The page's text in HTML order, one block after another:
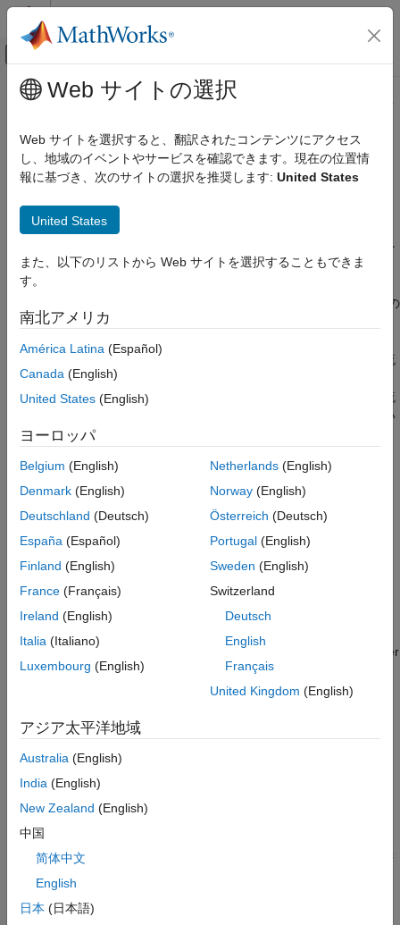
コンテンツへスキップ
オフキャンバス ナビゲーション メ
ドキュメンテーションのホーム
Simscape
Foundation ブロック ライブラリ
カテゴリ
要素
センサー
ユーティリティ
の油圧モデルのアップグレード
メインコンテンツ
Isothermal Liquid ブロックを使用す
るための油圧モデルのアップグレ
ード
油圧ドメインから等温流体ドメインにモデルを変換するためのリ
ソース
シミュレーション中の作動流体の温度が一定のままである油圧シ
ステムをモデル化するには、等温流体ドメインを使用します。
Isothermal Liquid ライブラリ ブロックを使用するには、レガシの
油圧モデルをアップグレードします。
このページにリストされている油圧モデル例はそれぞれ、等温流
体モデル例と対応しています。モデルを並べて開いて比較する
か、いずれかの油圧モデルを変換し、その結果を対応する等温流
体モデル例と比較してみることができます。これらのモデルのい
ずれかを変換してクリーンアップする詳しい手順の例について
トピック
モデル変換入門
Advantages of Using Isothermal Liquid Blocks
Blocks in the Isothermal Liquid library provide increased
accuracy and numerical performance and are easier to use.
Upgrade Considerations When Converting Hydraulic to
Learn about how to maintain the original model functionality after
converting a model from hydraulic to isothermal liquid blocks by
adjusting the blocks and block parameters.
モデルの変換
How to Upgrade Hydraulic Models
tool and review the results.
Upgrading Systems with Enabled Library Links, Model
References, and Subsystem References
Preserve the links between files in models that contain hydraulic
subsystems.
Upgrading Custom Hydraulic Blocks to Use the Isothermal
Web サイトの選択
Web サイトを選択すると、翻訳されたコンテンツにアクセス
し、地域のイベントやサービスを確認できます。現在の位置情
報に基づき、次のサイトの選択を推奨します: United States
United States
また、以下のリストから Web サイトを選択することもできま
す。
南北アメリカ
América Latina (Español)
Canada (English)
United States (English)
ヨーロッパ
Belgium (English)
Denmark (English)
Deutschland (Deutsch)
España (Español)
Finland (English)
France (Français)
Ireland (English)
Italia (Italiano)
Luxembourg (English)
Netherlands(English)
Norway(English)
Österreich (Deutsch)
Portugal(English)
Sweden (English)
Switzerland
Deutsch
English
Français
United Kingdom (English)
アジア太平洋地域
Australia (English)
India (English)
New Zealand (English)
中国
简体中文
English
日本 (日本語)